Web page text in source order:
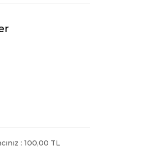
: 100,00 TL